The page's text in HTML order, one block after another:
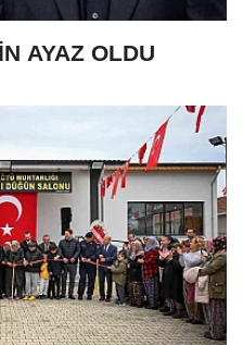
AYAZ OLDU